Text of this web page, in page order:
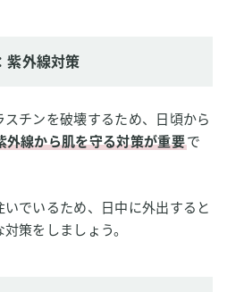
外線対策
チンを破壊するため、日頃から
外線から肌を守る対策が重要で
でいるため、日中に外出すると
策をしましょう。